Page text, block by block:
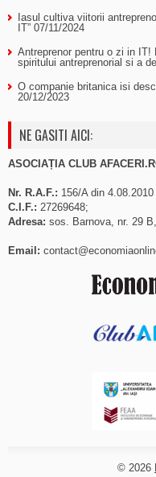
Iasul cultiva viitorii
IT” 07/11/2024
Antreprenor pentru o zi in IT!
spiritului antreprenorial si a
O companie britanica isi
20/12/2023
NE GASITI AICI:
ASOCIAȚIA CLUB
Nr. R.A.F.: 156/A din 4.08.2010
C.I.F.: 27269648;
Adresa: sos. Barnova, nr. 29
Email:
© 2026